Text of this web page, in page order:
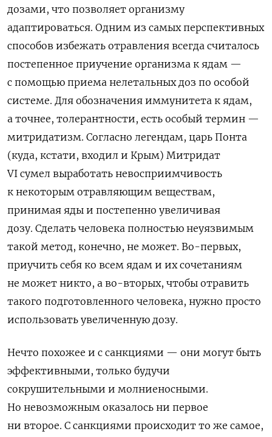
дозами, что позволяет организму
адаптироваться. Одним из самых перспективных
способов избежать отравления всегда считалось
постепенное приучение организма к ядам —
с помощью приема нелетальных доз по особой
системе. Для обозначения иммунитета к ядам,
а точнее, толерантности, есть особый термин —
митридатизм. Согласно легендам, царь Понта
(куда, кстати, входил и Крым) Митридат
VI сумел выработать невосприимчивость
к некоторым отравляющим веществам,
принимая яды и постепенно увеличивая
дозу. Сделать человека полностью неуязвимым
такой метод, конечно, не может. Во-первых,
приучить себя ко всем ядам и их сочетаниям
не может никто, а во-вторых, чтобы отравить
такого подготовленного человека, нужно просто
использовать увеличенную дозу.
Нечто похожее и с санкциями — они могут быть
эффективными, только будучи
сокрушительными и молниеносными.
Но невозможным оказалось ни первое
ни второе. С санкциями происходит то же самое,